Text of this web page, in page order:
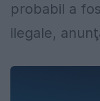
probabil a
ilegale,